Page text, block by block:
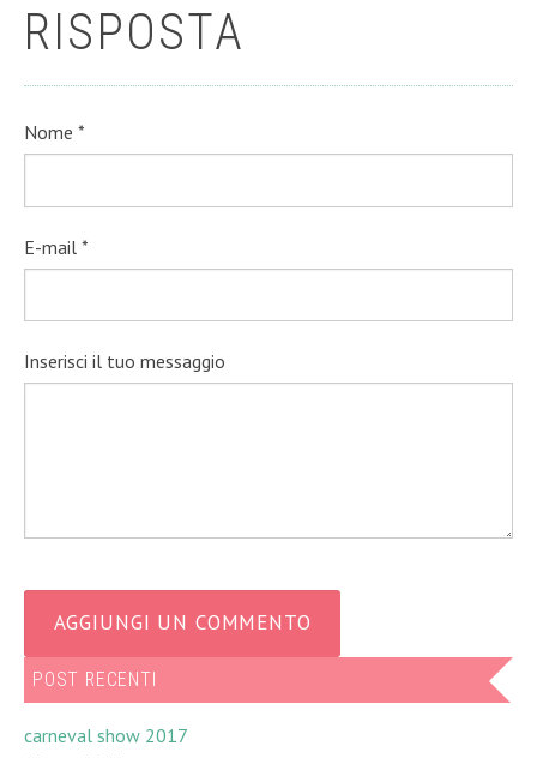
POST RECENTI
carneval show 2017
RISPOSTA
Nome *
E-mail *
Inserisci il tuo messaggio